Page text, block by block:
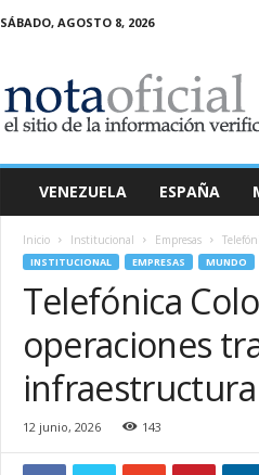
SÁBADO, AGOSTO 8, 2026
a
O
VENEZUELA ESPAÑA
Inicio Institucional Empresas
INSTITUCIONAL EMPRESAS MUNDO
Telefónica
operaciones
12 junio, 2026 143